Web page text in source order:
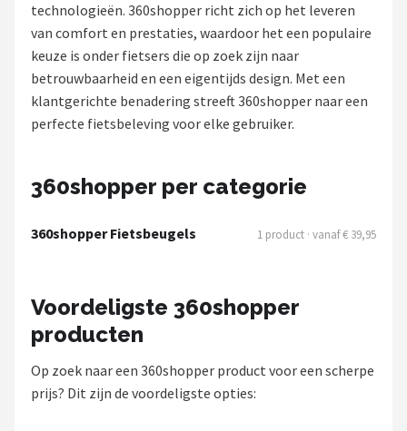
Mountainbikes
Shop
POPULAIRE MERKEN
Basil
Volare
New Looxs
Schwalbe
technologieën. 360shopper richt zich op het leveren
van comfort en prestaties, waardoor het een populaire
keuze is onder fietsers die op zoek zijn naar
betrouwbaarheid en een eigentijds design. Met een
klantgerichte benadering streeft 360shopper naar een
perfecte fietsbeleving voor elke gebruiker.
360shopper per categorie
360shopper Fietsbeugels 1 product · vanaf € 39,95
Voordeligste 360shopper
producten
Op zoek naar een 360shopper product voor een scherpe
prijs? Dit zijn de voordeligste opties: